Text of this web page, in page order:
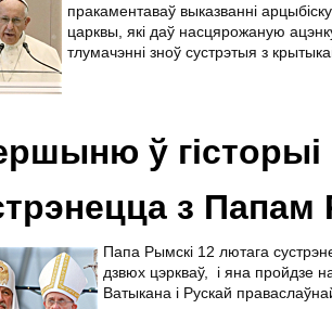
пракаментаваў выказванні
царквы, які даў насцярожаную
тлумачэнні зноў сустрэтыя з
ў
з Папам
Папа Рымскі 12 лютага
дзвюх цэркваў, і яна пройдзе
Ватыкана і Рускай